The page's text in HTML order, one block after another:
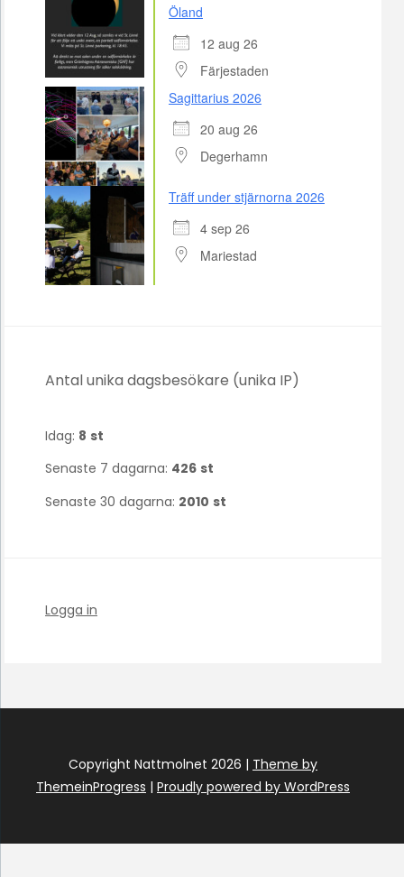
Öland
12 aug 26
Färjestaden
Sagittarius 2026
20 aug 26
Degerhamn
Träff under stjärnorna 2026
4 sep 26
Mariestad
Antal unika dagsbesökare (unika IP)
Idag: 8 st
Senaste 7 dagarna: 426 st
Senaste 30 dagarna: 2010 st
Logga in
Copyright Nattmolnet 2026 | Theme by
ThemeinProgress | Proudly powered by WordPress